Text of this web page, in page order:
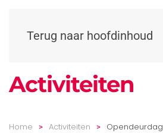
Terug naar hoofdinhoud
Activiteiten
Home Activiteiten Opendeurdag